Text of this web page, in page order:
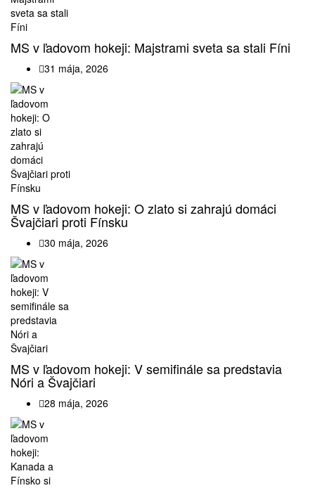
MS v ľadovom hokeji: Majstrami sveta sa stali Fíni
31 mája, 2026
MS v ľadovom hokeji: O zlato si zahrajú domáci
Švajčiari proti Fínsku
30 mája, 2026
MS v ľadovom hokeji: V semifinále sa predstavia
Nóri a Švajčiari
28 mája, 2026